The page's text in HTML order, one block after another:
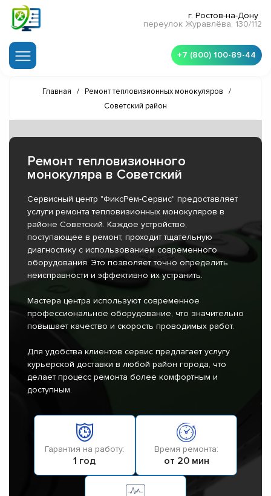
г. Ростов-на-Дону
переулок Журавлёва, 130/112
+7 (800) 100-89-44
Главная / Ремонт тепловизионных монокуляров
/
Советский район
Ремонт тепловизионного
монокуляра в Советский
Сервисный центр "ФиксРем-Сервис" предоставляет
услуги ремонта тепловизионных монокуляров в
районе Советский. Каждое устройство,
поступающее в ремонт, проходит тщательную
диагностику с использованием современного
оборудования. Это позволяет точно определить
неисправности и эффективно их устранить.
Мастера центра используют современное
профессиональное оборудование, что значительно
повышает качество и скорость проводимых работ.
Для удобства клиентов сервис предлагает услугу
курьерской доставки в любой район города, что
делает процесс ремонта более комфортным и
доступным.
Гарантия на работу:
1 год
Время ремонта:
от 20 мин